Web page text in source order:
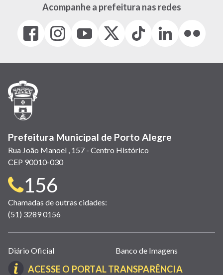
Acompanhe a prefeitura nas redes
Facebook
(link
em
janela)
Instagram
(link
em
(link
em
(Antigo
(link
Tiktok
(link
em
LinkedIn
(link
em
(link
em
Prefeitura Municipal de Porto Alegre
Rua João Manoel , 157 - Centro Histórico
CEP 90010-030
Telefone
para
contato:
156
Chamadas de outras cidades:
(51) 3289 0156
Links
úteis
Diário Oficial Banco de Imagens
ACESSE O PORTAL TRANSPARÊNCIA(LINK